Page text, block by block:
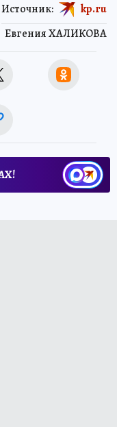
Евгения ХАЛИКОВА
Источник: kp.ru